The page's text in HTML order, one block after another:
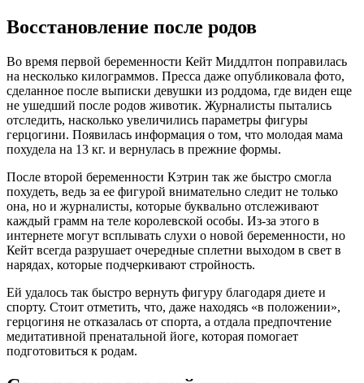
Восстановление после родов
Во время первой беременности Кейт Миддлтон поправилась
на несколько килограммов. Пресса даже опубликовала фото,
сделанное после выписки девушки из роддома, где виден еще
не ушедший после родов животик. Журналисты пытались
отследить, насколько увеличились параметры фигуры
герцогини. Появилась информация о том, что молодая мама
похудела на 13 кг. и вернулась в прежние формы.
После второй беременности Кэтрин так же быстро смогла
похудеть, ведь за ее фигурой внимательно следит не только
она, но и журналисты, которые буквально отслеживают
каждый грамм на теле королевской особы. Из-за этого в
интернете могут всплывать слухи о новой беременности, но
Кейт всегда разрушает очередные сплетни выходом в свет в
нарядах, которые подчеркивают стройность.
Ей удалось так быстро вернуть фигуру благодаря диете и
спорту. Стоит отметить, что, даже находясь «в положении»,
герцогиня не отказалась от спорта, а отдала предпочтение
медитативной пренатальной йоге, которая помогает
подготовиться к родам.